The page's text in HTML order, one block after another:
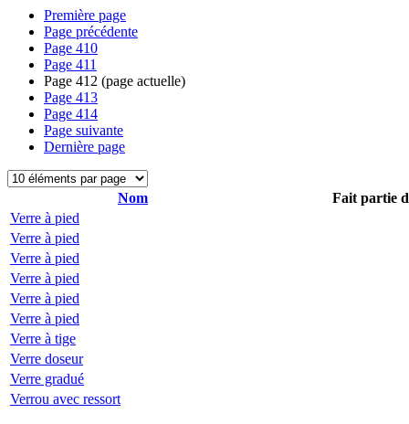
Première page
Page précédente
Page 410
Page 411
Page 412 (page actuelle)
Page 413
Page 414
Page suivante
Dernière page
Nom
Fait partie
Verre à pied
Verre à pied
Verre à pied
Verre à pied
Verre à pied
Verre à pied
Verre à tige
Verre doseur
Verre gradué
Verrou avec ressort